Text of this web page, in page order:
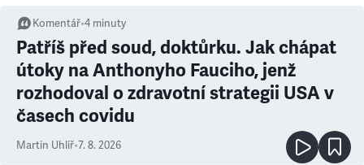
Komentář•4 minuty
Patříš před soud, doktůrku. Jak chápat
útoky na Anthonyho Fauciho, jenž
rozhodoval o zdravotní strategii USA v
časech covidu
Martin Uhlíř•7. 8. 2026